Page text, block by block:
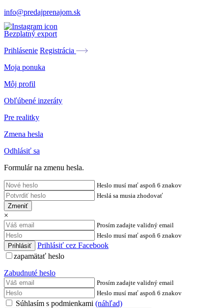
info@predajprenajom.sk
Bezplatný export
Prihlásenie Registrácia
Moja ponuka
Môj profil
Obľúbené inzeráty
Pre realitky
Zmena hesla
Odhlásiť sa
Formulár na zmenu hesla.
Heslo musí mať aspoň 6 znakov
Heslá sa musia zhodovať
Zmeniť
×
Prosím zadajte validný email
Heslo musí mať aspoň 6 znakov
Prihlásiť cez Facebook
zapamätať heslo
Zabudnuté heslo
Prosím zadajte validný email
Heslo musí mať aspoň 6 znakov
Súhlasím s podmienkami (náhľad)